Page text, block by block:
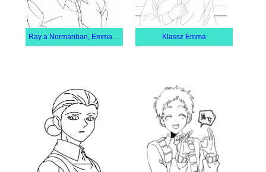
Ray a Normanban, Emma és Ray a The Promised Neverlandben Klassz Emma